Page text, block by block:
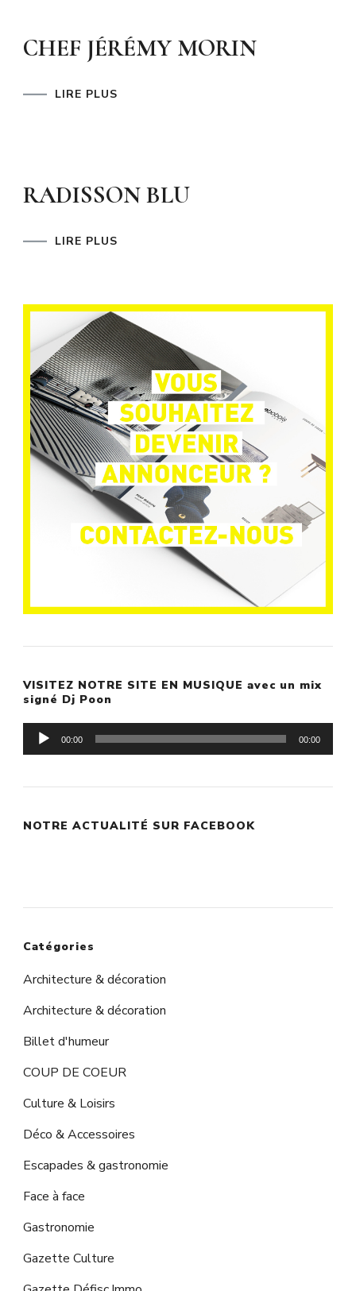
CHEF JÉRÉMY MORIN
LIRE PLUS
RADISSON BLU
LIRE PLUS
VISITEZ NOTRE SITE EN MUSIQUE avec un mix
signé Dj Poon
Lecteur
audio
00:00 00:00
NOTRE ACTUALITÉ SUR FACEBOOK
Catégories
Architecture & décoration
Architecture & décoration
Billet d'humeur
COUP DE COEUR
Culture & Loisirs
Déco & Accessoires
Escapades & gastronomie
Face à face
Gastronomie
Gazette Culture